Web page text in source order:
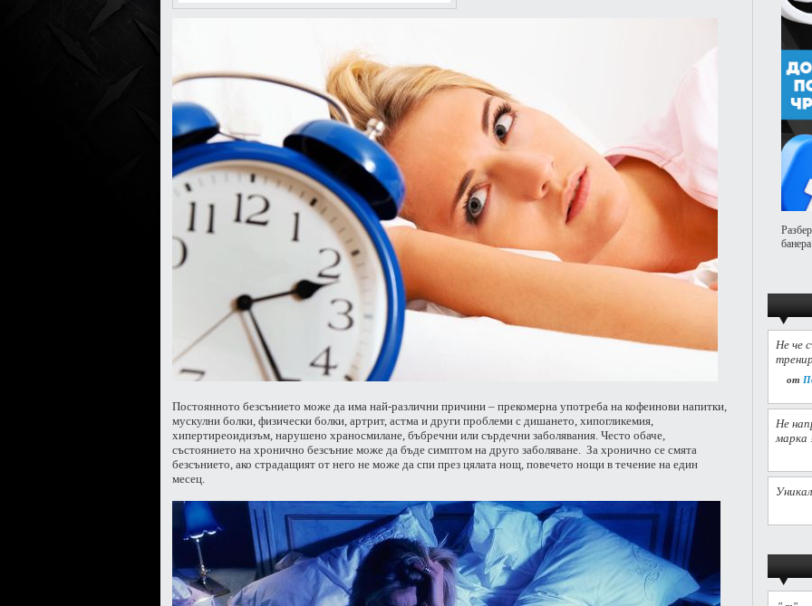
Постоянното безсънието може да има най-различни причини – прекомерна употреба на кофеинови напитки,
мускулни болки, физически болки, артрит, астма и други проблеми с дишането, хипогликемия,
хипертиреоидизъм, нарушено храносмилане, бъбречни или сърдечни заболявания. Често обаче,
състоянието на хронично безсъние може да бъде симптом на друго заболяване. За хронично се смята
безсънието, ако страдащият от него не може да спи през цялата нощ, повечето нощи в течение на един
месец.
банера
Не че
от
Не
марка